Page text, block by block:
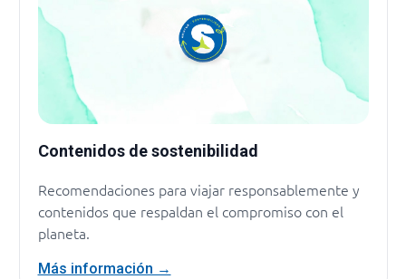
Contenidos de sostenibilidad
Recomendaciones para viajar responsablemente y
contenidos que respaldan el compromiso con el
planeta.
Más información →